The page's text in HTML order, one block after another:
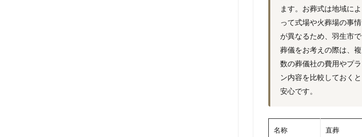
ます。お葬式は地域によ
って式場や火葬場の事情
が異なるため、羽生市で
葬儀をお考えの際は、複
数の葬儀社の費用やプラ
ン内容を比較しておくと
安心です。
名称 直葬